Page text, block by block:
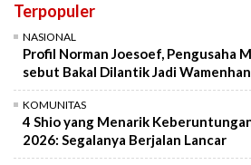
Terpopuler
NASIONAL
Profil Norman Joesoef, Pengusaha
sebut Bakal Dilantik Jadi Wamenhan
KOMUNITAS
4 Shio yang Menarik
2026: Segalanya Berjalan Lancar